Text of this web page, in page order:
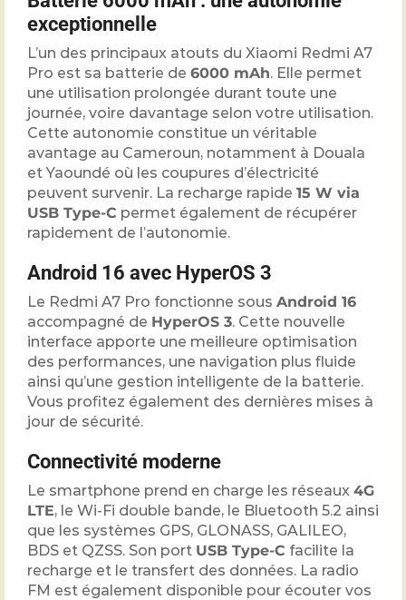
exceptionnelle
L’un des principaux atouts du Xiaomi Redmi A7
Pro est sa batterie de 6000 mAh. Elle permet
une utilisation prolongée durant toute une
journée, voire davantage selon votre utilisation.
Cette autonomie constitue un véritable
avantage au Cameroun, notamment à Douala
et Yaoundé où les coupures d’électricité
peuvent survenir. La recharge rapide 15 W via
USB Type-C permet également de récupérer
rapidement de l’autonomie.
Android 16 avec HyperOS 3
Le Redmi A7 Pro fonctionne sous Android 16
accompagné de HyperOS 3. Cette nouvelle
interface apporte une meilleure optimisation
des performances, une navigation plus fluide
ainsi qu’une gestion intelligente de la batterie.
Vous profitez également des dernières mises à
jour de sécurité.
Connectivité moderne
Le smartphone prend en charge les réseaux 4G
LTE, le Wi-Fi double bande, le Bluetooth 5.2 ainsi
que les systèmes GPS, GLONASS, GALILEO,
BDS et QZSS. Son port USB Type-C facilite la
recharge et le transfert des données. La radio
FM est également disponible pour écouter vos